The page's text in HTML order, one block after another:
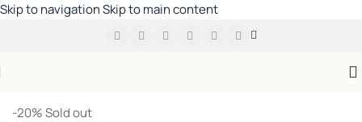
Skip to navigationSkip to main content
-20%Sold out